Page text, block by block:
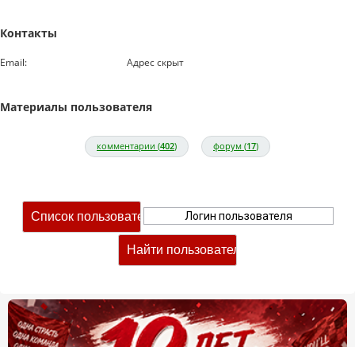
Контакты
Email: Адрес скрыт
Материалы пользователя
комментарии (402) форум (17)